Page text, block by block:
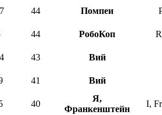
44 Помпеи
44 РобоКоп
43
Вий
41
Вий
40
Я,
Франкенштейн
I,